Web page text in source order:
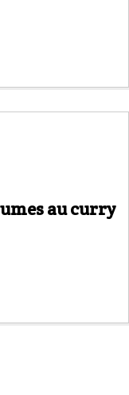
au curry